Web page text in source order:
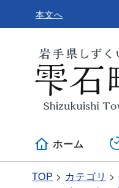
本文へ
ホーム
TOP カテゴリ